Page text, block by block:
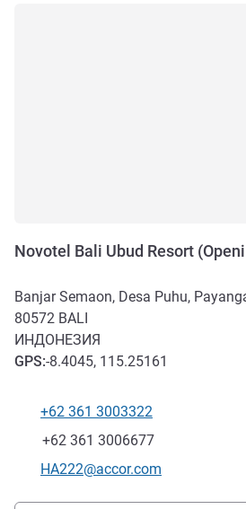
Novotel Bali Ubud Resort
Banjar Semaon, Desa Puhu,
80572 BALI
ИНДОНЕЗИЯ
GPS:-8.4045, 115.25161
Телефон
+62 361 3003322
Факс
+62 361 3006677
Контактный адрес
HA222@accor.com